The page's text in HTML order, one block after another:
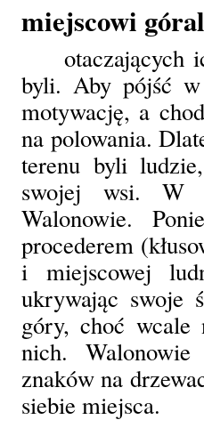
miejscowi
otaczających
byli. Aby pójść
motywację, a
na polowania.
terenu byli
swojej wsi. W
Walonowie.
procederem
i miejscowej
ukrywając swoje
góry, choć wcale
nich.
znaków na
siebie miejsca.